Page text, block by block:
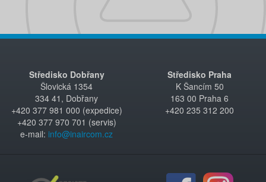
Středisko Dobřany
Šlovická 1354
334 41, Dobřany
+420 377 981 000 (expedice)
+420 377 970 701 (servis)
e-mail: info@inaircom.cz
Středisko Praha
K Šancím 50
163 00 Praha 6
+420 235 312 200